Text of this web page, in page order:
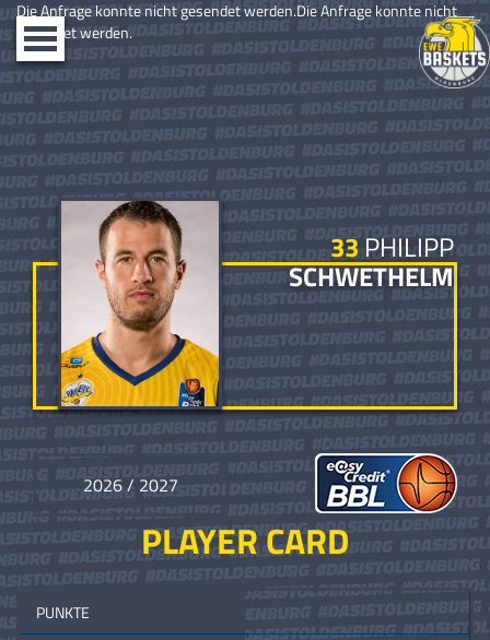
Toggle
navigation
Die Anfrage konnte nicht gesendet werden.Die Anfrage konnte nicht
gesendet werden.
33PHILIPP
SCHWETHELM
2026 / 2027
PLAYER CARD
PUNKTE